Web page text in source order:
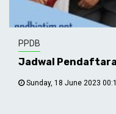
PPDB
Jadwal
Sunday, 18 June 2023